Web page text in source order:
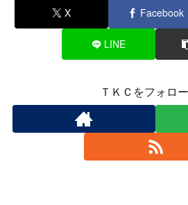
X Facebook
LINE
ＴＫＣをフォロ